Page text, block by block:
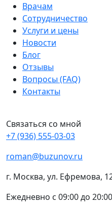
Врачам
Сотрудничество
Услуги и цены
Новости
Блог
Отзывы
Вопросы (FAQ)
Контакты
Связаться со мной
+7 (936) 555-03-03
roman@buzunov.ru
г. Москва, ул. Ефремова,
Ежедневно с 09:00 до 20:00